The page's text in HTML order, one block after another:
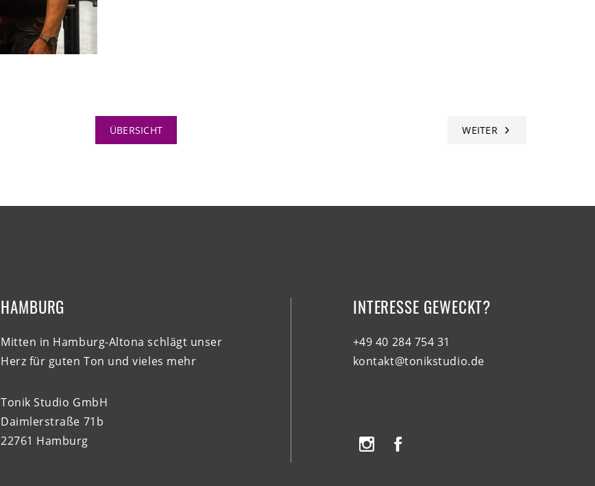
ÜBERSICHT WEITER
HAMBURG
Mitten in Hamburg-Altona schlägt unser
Herz für guten Ton und vieles mehr
Tonik Studio GmbH
Daimlerstraße 71b
22761 Hamburg
INTERESSE GEWECKT?
+49 40 284 754 31
kontakt@tonikstudio.de